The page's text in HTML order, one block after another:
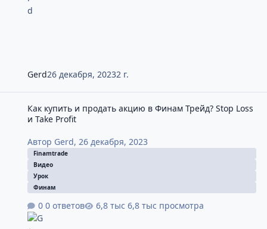
Gerd26 декабря, 20232 г.
Как купить и продать акцию в Финам Трейд? Stop Loss
и Take Profit
Автор Gerd,26 декабря, 2023
Finamtrade
Видео
Урок
Финам
0 ответов 6,8 тыс просмотра